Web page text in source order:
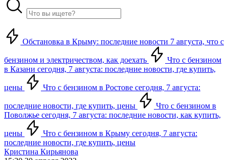
Обстановка в Крыму: последние новости 7 августа, что с
бензином и электричеством, как доехать
Что с бензином
в Казани сегодня, 7 августа: последние новости, где купить,
цены Что с бензином в Ростове сегодня, 7 августа:
последние новости, где купить, цены
Что с бензином в
Поволжье сегодня, 7 августа: последние новости, как купить,
цены
Что с бензином в Крыму сегодня, 7 августа:
последние новости, где купить, цены
Кристина Кирьянова